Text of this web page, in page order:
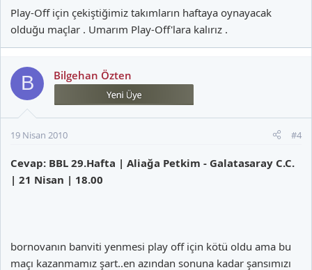
Play-Off için çekiştiğimiz takımların haftaya oynayacak
olduğu maçlar . Umarım Play-Off'lara kalırız .
B Bilgehan Özten
19 Nisan 2010 #4
Cevap: BBL 29.Hafta | Aliağa Petkim - Galatasaray C.C.
| 21 Nisan | 18.00
bornovanın banviti yenmesi play off için kötü oldu ama bu
maçı kazanmamız şart..en azından sonuna kadar şansımızı